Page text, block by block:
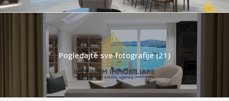
Pogledajte sve fotografije (21)